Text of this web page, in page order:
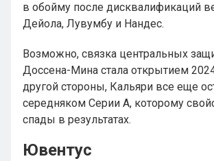
в обойму после дисквалификаций
Дейола, Лувумбу и Нандес.
Возможно, связка центральных
Доссена-Мина стала открытием
другой стороны, Кальяри все еще
середняком Серии А, которому
спады в результатах.
Ювентус